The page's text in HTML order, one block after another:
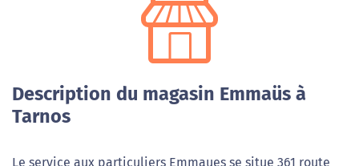
Description du magasin Emmaüs à
Tarnos
Le service aux particuliers Emmaues se situe 361 route